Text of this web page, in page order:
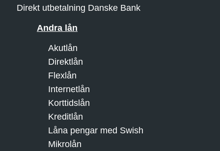
Direkt utbetalning Danske Bank
Andra lån
Akutlån
Direktlån
Flexlån
Internetlån
Korttidslån
Kreditlån
Låna pengar med Swish
Mikrolån